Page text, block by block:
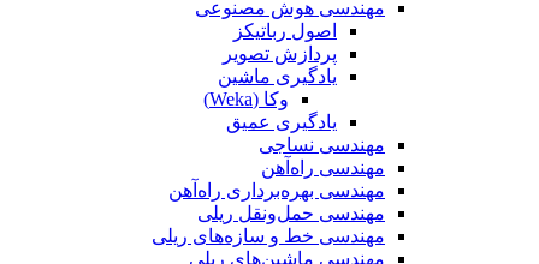
مهندسی هوش مصنوعی
اصول رباتیکز
پردازش تصویر
یادگیری ماشین
وکا (Weka)
یادگیری عمیق
مهندسی نساجی
مهندسی راه‌آهن
مهندسی بهره‌برداری راه‌آهن
مهندسی حمل‌ونقل ریلی
مهندسی خط و سازه‌های ریلی
مهندسی ماشین‌های ریلی